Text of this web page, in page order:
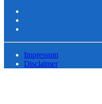
Impressum
Disclaimer